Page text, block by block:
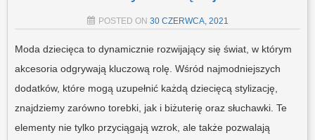
POSTED ON 30 CZERWCA, 2021
Moda dziecięca to dynamicznie rozwijający się świat, w którym
akcesoria odgrywają kluczową rolę. Wśród najmodniejszych
dodatków, które mogą uzupełnić każdą dziecięcą stylizację,
znajdziemy zarówno torebki, jak i biżuterię oraz słuchawki. Te
elementy nie tylko przyciągają wzrok, ale także pozwalają